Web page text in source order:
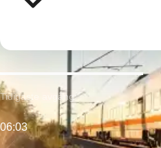
Tidigaste avgång:
06:03